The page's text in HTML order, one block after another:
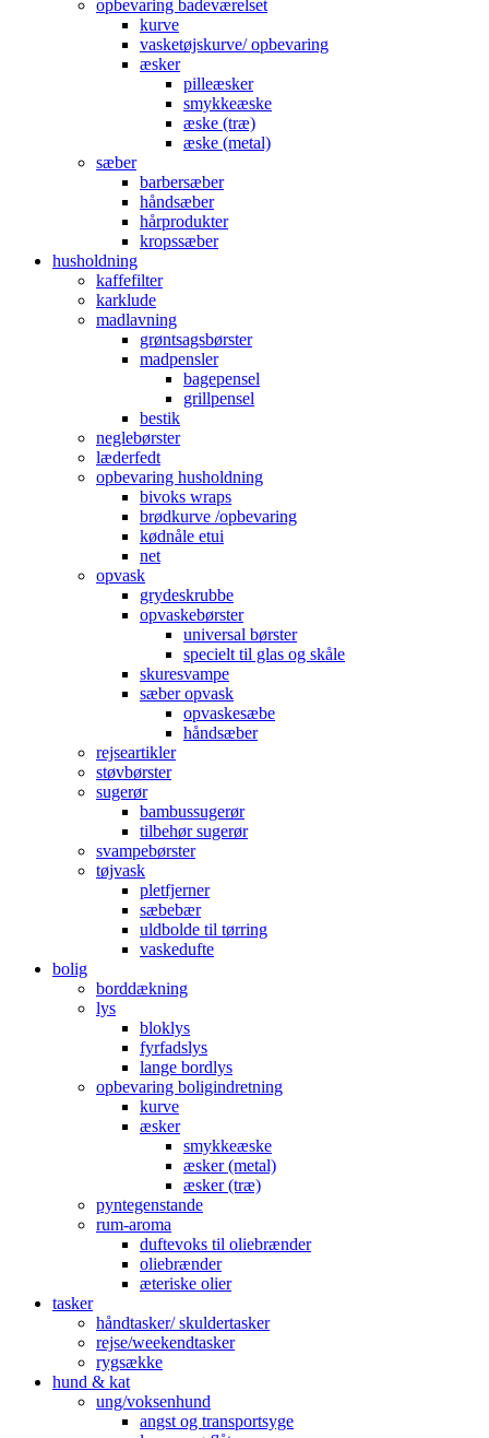
opbevaring badeværelset
kurve
vasketøjskurve/ opbevaring
æsker
pilleæsker
smykkeæske
æske (træ)
æske (metal)
sæber
barbersæber
håndsæber
hårprodukter
kropssæber
husholdning
kaffefilter
karklude
madlavning
grøntsagsbørster
madpensler
bagepensel
grillpensel
bestik
neglebørster
læderfedt
opbevaring husholdning
bivoks wraps
brødkurve /opbevaring
kødnåle etui
net
opvask
grydeskrubbe
opvaskebørster
universal børster
specielt til glas og skåle
skuresvampe
sæber opvask
opvaskesæbe
håndsæber
rejseartikler
støvbørster
sugerør
bambussugerør
tilbehør sugerør
svampebørster
tøjvask
pletfjerner
sæbebær
uldbolde til tørring
vaskedufte
bolig
borddækning
lys
bloklys
fyrfadslys
lange bordlys
opbevaring boligindretning
kurve
æsker
smykkeæske
æsker (metal)
æsker (træ)
pyntegenstande
rum-aroma
duftevoks til oliebrænder
oliebrænder
æteriske olier
tasker
håndtasker/ skuldertasker
rejse/weekendtasker
rygsække
hund & kat
ung/voksenhund
angst og transportsyge